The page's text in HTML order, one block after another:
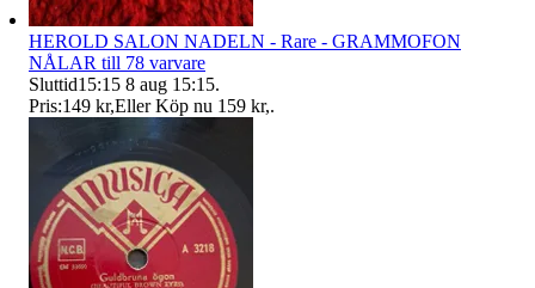
HEROLD SALON NADELN - Rare - GRAMMOFON
NÅLAR till 78 varvare
Sluttid15:15 8 aug 15:15.
Pris:149 kr,Eller Köp nu 159 kr,.